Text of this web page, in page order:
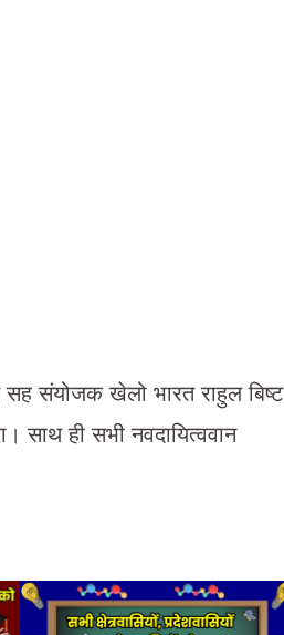
सह संयोजक खेलो भारत राहुल बिष्ट
साथ ही सभी नवदायित्ववान